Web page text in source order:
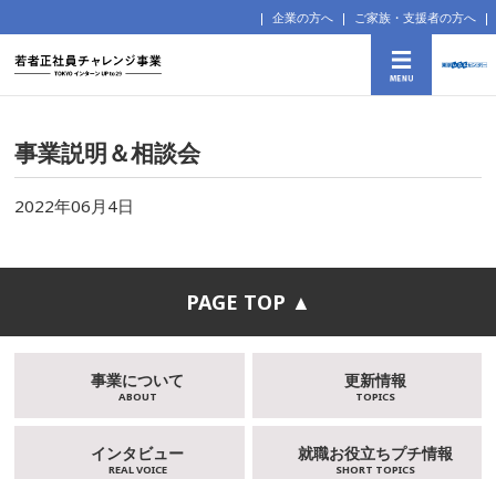
企業の方へ ご家族・支援者の方へ
事業説明＆相談会
2022年06月4日
PAGE TOP ▲
事業について
ABOUT
更新情報
TOPICS
インタビュー
REAL VOICE
就職お役立ちプチ情報
SHORT TOPICS